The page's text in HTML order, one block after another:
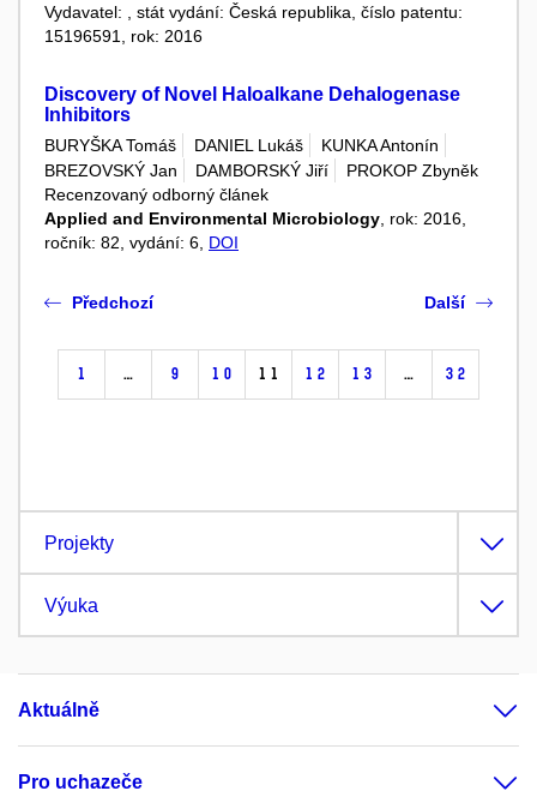
Vydavatel: , stát vydání: Česká republika, číslo patentu:
15196591, rok: 2016
Discovery of Novel Haloalkane Dehalogenase
Inhibitors
BURYŠKA Tomáš DANIEL Lukáš
KUNKA Antonín
BREZOVSKÝ Jan
DAMBORSKÝ Jiří
PROKOP Zbyněk
Recenzovaný odborný článek
Applied and Environmental Microbiology , rok: 2016,
ročník: 82, vydání: 6, DOI
Předchozí
1 … 9 10 11 12 13 … 32
Další
Projekty
Výuka
Aktuálně
Pro uchazeče